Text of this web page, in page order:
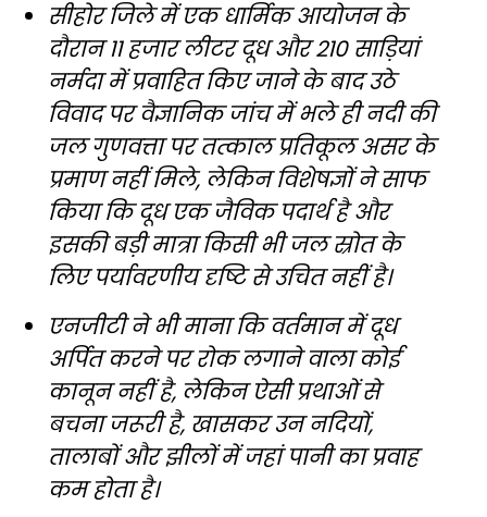
सीहोर जिले में एक धार्मिक आयोजन के
दौरान 11 हजार लीटर दूध और 210 साड़ियां
नर्मदा में प्रवाहित किए जाने के बाद उठे
विवाद पर वैज्ञानिक जांच में भले ही नदी की
जल गुणवत्ता पर तत्काल प्रतिकूल असर के
प्रमाण नहीं मिले, लेकिन विशेषज्ञों ने साफ
किया कि दूध एक जैविक पदार्थ है और
इसकी बड़ी मात्रा किसी भी जल स्रोत के
लिए पर्यावरणीय दृष्टि से उचित नहीं है।
एनजीटी ने भी माना कि वर्तमान में दूध
अर्पित करने पर रोक लगाने वाला कोई
कानून नहीं है, लेकिन ऐसी प्रथाओं से
बचना जरूरी है, खासकर उन नदियों,
तालाबों और झीलों में जहां पानी का प्रवाह
कम होता है।